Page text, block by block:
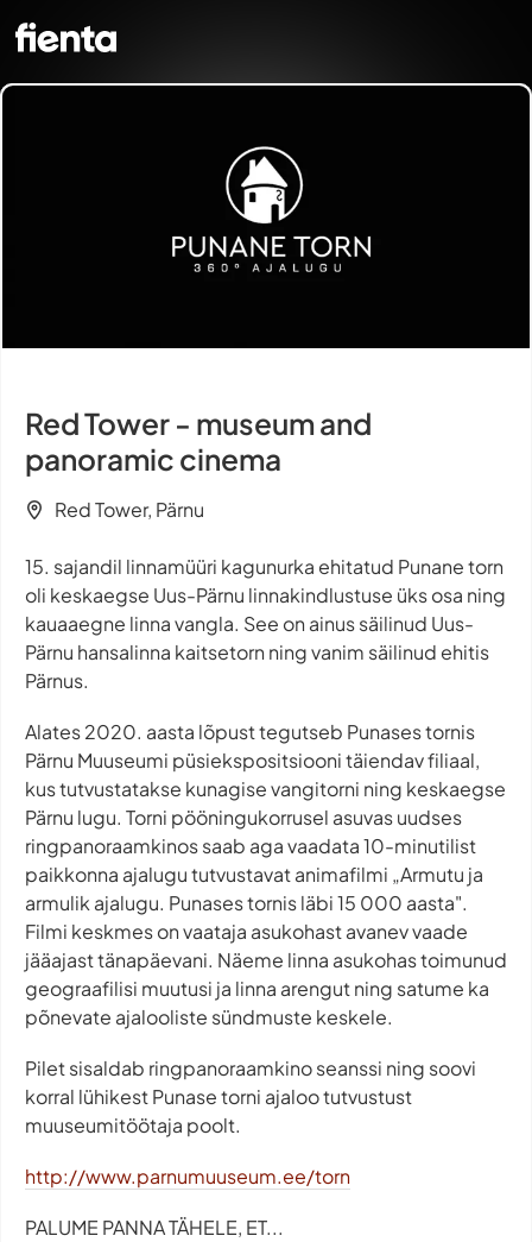
Red Tower - museum and
panoramic cinema
Red Tower, Pärnu
15. sajandil linnamüüri kagunurka ehitatud Punane torn
oli keskaegse Uus-Pärnu linnakindlustuse üks osa ning
kauaaegne linna vangla. See on ainus säilinud Uus-
Pärnu hansalinna kaitsetorn ning vanim säilinud ehitis
Pärnus.
Alates 2020. aasta lõpust tegutseb Punases tornis
Pärnu Muuseumi püsiekspositsiooni täiendav filiaal,
kus tutvustatakse kunagise vangitorni ning keskaegse
Pärnu lugu. Torni pööningukorrusel asuvas uudses
ringpanoraamkinos saab aga vaadata 10-minutilist
paikkonna ajalugu tutvustavat animafilmi „Armutu ja
armulik ajalugu. Punases tornis läbi 15 000 aasta".
Filmi keskmes on vaataja asukohast avanev vaade
jääajast tänapäevani. Näeme linna asukohas toimunud
geograafilisi muutusi ja linna arengut ning satume ka
põnevate ajalooliste sündmuste keskele.
Pilet sisaldab ringpanoraamkino seanssi ning soovi
korral lühikest Punase torni ajaloo tutvustust
muuseumitöötaja poolt.
http://www.parnumuuseum.ee/torn
PALUME PANNA TÄHELE, ET...